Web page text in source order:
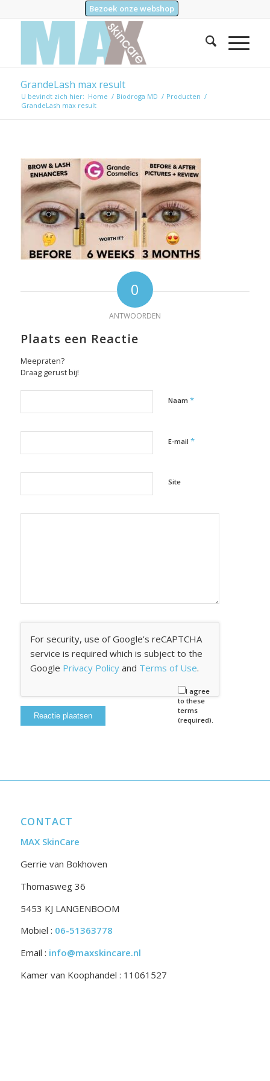
Bezoek onze webshop
GrandeLash max result
U bevindt zich hier: Home / Biodroga MD / Producten /
GrandeLash max result
0
ANTWOORDEN
Plaats een Reactie
Meepraten?
Draag gerust bij!
Naam *
E-mail *
Site
For security, use of Google's reCAPTCHA
service is required which is subject to the
Google Privacy Policyand Terms of Use.
I agree
to these
terms
(required).
CONTACT
MAX SkinCare
Gerrie van Bokhoven
Thomasweg 36
5453 KJ LANGENBOOM
Mobiel : 06-51363778
Email : info@maxskincare.nl
Kamer van Koophandel : 11061527